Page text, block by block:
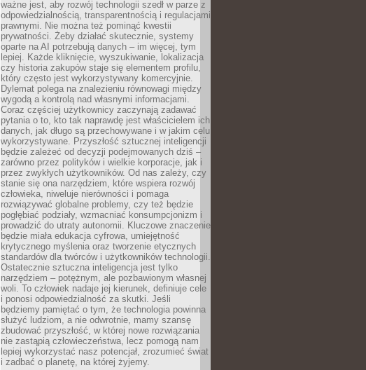
ważne jest, aby rozwój technologii szedł w parze z
odpowiedzialnością, transparentnością i regulacjami
prawnymi. Nie można też pominąć kwestii
prywatności. Żeby działać skutecznie, systemy
oparte na AI potrzebują danych – im więcej, tym
lepiej. Każde kliknięcie, wyszukiwanie, lokalizacja
czy historia zakupów staje się elementem profilu,
który często jest wykorzystywany komercyjnie.
Dylemat polega na znalezieniu równowagi między
wygodą a kontrolą nad własnymi informacjami.
Coraz częściej użytkownicy zaczynają zadawać
pytania o to, kto tak naprawdę jest właścicielem ich
danych, jak długo są przechowywane i w jakim celu
wykorzystywane. Przyszłość sztucznej inteligencji
będzie zależeć od decyzji podejmowanych dziś –
zarówno przez polityków i wielkie korporacje, jak i
przez zwykłych użytkowników. Od nas zależy, czy
stanie się ona narzędziem, które wspiera rozwój
człowieka, niweluje nierówności i pomaga
rozwiązywać globalne problemy, czy też będzie
pogłębiać podziały, wzmacniać konsumpcjonizm i
prowadzić do utraty autonomii. Kluczowe znaczenie
będzie miała edukacja cyfrowa, umiejętność
krytycznego myślenia oraz tworzenie etycznych
standardów dla twórców i użytkowników technologii.
Ostatecznie sztuczna inteligencja jest tylko
narzędziem – potężnym, ale pozbawionym własnej
woli. To człowiek nadaje jej kierunek, definiuje cele
i ponosi odpowiedzialność za skutki. Jeśli
będziemy pamiętać o tym, że technologia powinna
służyć ludziom, a nie odwrotnie, mamy szansę
zbudować przyszłość, w której nowe rozwiązania
nie zastąpią człowieczeństwa, lecz pomogą nam
lepiej wykorzystać nasz potencjał, zrozumieć świat
i zadbać o planetę, na której żyjemy.